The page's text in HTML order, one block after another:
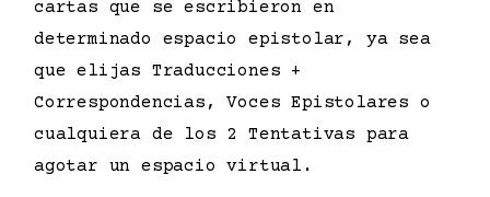
cartas que se escribieron en
determinado espacio epistolar, ya sea
que elijas Traducciones +
Correspondencias, Voces Epistolares o
cualquiera de los 2 Tentativas para
agotar un espacio virtual.